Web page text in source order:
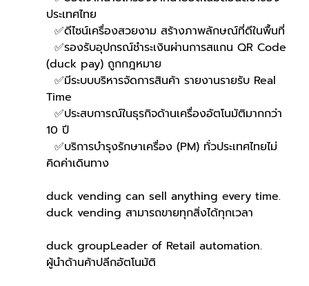
ประเทศไทย
✅ดีไซน์เครื่องสวยงาม สร้างภาพลักษณ์ที่ดีในพื้นที่
✅รองรับอุปกรณ์ชำระเงินผ่านการสแกน QR Code
(duck pay) ถูกกฎหมาย
✅มีระบบบริหารจัดการสินค้า รายงานรายรับ Real
Time
✅ประสบการณ์ในธุรกิจด้านเครื่องอัตโนมัติมากกว่า
10 ปี
✅บริการบำรุงรักษาเครื่อง (PM) ทั่วประเทศไทยไม่
คิดค่าเดินทาง
duck vending can sell anything every time.
duck vending สามารถขายทุกสิ่งได้ทุกเวลา
duck groupLeader of Retail automation.
ผู้นำด้านค้าปลีกอัตโนมัติ